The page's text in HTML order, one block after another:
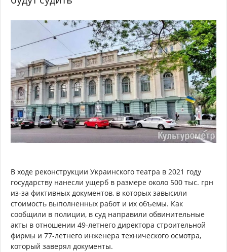
В ходе реконструкции Украинского театра в 2021 году
государству нанесли ущерб в размере около 500 тыс. грн
из-за фиктивных документов, в которых завысили
стоимость выполненных работ и их объемы. Как
сообщили в полиции, в суд направили обвинительные
акты в отношении 49-летнего директора строительной
фирмы и 77-летнего инженера технического осмотра,
который заверял документы.